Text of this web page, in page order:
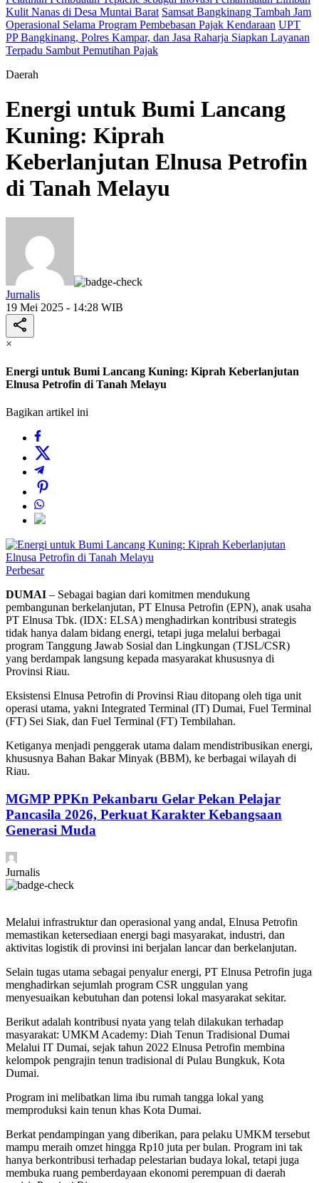
Kulit Nanas di Desa Muntai Barat Samsat Bangkinang Tambah Jam
Operasional Selama Program Pembebasan Pajak Kendaraan UPT
PP Bangkinang, Polres Kampar, dan Jasa Raharja Siapkan Layanan
Terpadu Sambut Pemutihan Pajak
Daerah
Energi untuk Bumi Lancang
Kuning: Kiprah
Keberlanjutan Elnusa Petrofin
di Tanah Melayu
Jurnalis
19 Mei 2025 - 14:28 WIB
×
Energi untuk Bumi Lancang Kuning: Kiprah Keberlanjutan
Elnusa Petrofin di Tanah Melayu
Bagikan artikel ini
Perbesar
DUMAI – Sebagai bagian dari komitmen mendukung
pembangunan berkelanjutan, PT Elnusa Petrofin (EPN), anak usaha
PT Elnusa Tbk. (IDX: ELSA) menghadirkan kontribusi strategis
tidak hanya dalam bidang energi, tetapi juga melalui berbagai
program Tanggung Jawab Sosial dan Lingkungan (TJSL/CSR)
yang berdampak langsung kepada masyarakat khususnya di
Provinsi Riau.
Eksistensi Elnusa Petrofin di Provinsi Riau ditopang oleh tiga unit
operasi utama, yakni Integrated Terminal (IT) Dumai, Fuel Terminal
(FT) Sei Siak, dan Fuel Terminal (FT) Tembilahan.
Ketiganya menjadi penggerak utama dalam mendistribusikan energi,
khususnya Bahan Bakar Minyak (BBM), ke berbagai wilayah di
Riau.
MGMP PPKn Pekanbaru Gelar Pekan Pelajar
Pancasila 2026, Perkuat Karakter Kebangsaan
Generasi Muda
Jurnalis
Melalui infrastruktur dan operasional yang andal, Elnusa Petrofin
memastikan ketersediaan energi bagi masyarakat, industri, dan
aktivitas logistik di provinsi ini berjalan lancar dan berkelanjutan.
Selain tugas utama sebagai penyalur energi, PT Elnusa Petrofin juga
menghadirkan sejumlah program CSR unggulan yang
menyesuaikan kebutuhan dan potensi lokal masyarakat sekitar.
Berikut adalah kontribusi nyata yang telah dilakukan terhadap
masyarakat: UMKM Academy: Diah Tenun Tradisional Dumai
Melalui IT Dumai, sejak tahun 2022 Elnusa Petrofin membina
kelompok pengrajin tenun tradisional di Pulau Bungkuk, Kota
Dumai.
Program ini melibatkan lima ibu rumah tangga lokal yang
memproduksi kain tenun khas Kota Dumai.
Berkat pendampingan yang diberikan, para pelaku UMKM tersebut
mampu meraih omzet hingga Rp10 juta per bulan. Program ini tak
hanya berkontribusi terhadap pelestarian budaya lokal, tetapi juga
membuka ruang pemberdayaan ekonomi perempuan di daerah